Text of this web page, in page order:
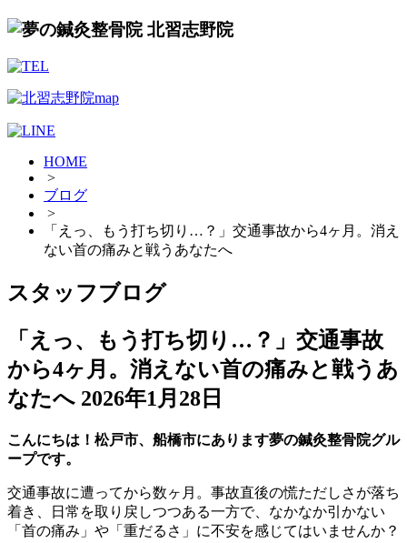
HOME
>
ブログ
>
「えっ、もう打ち切り…？」交通事故から4ヶ月。消え
ない首の痛みと戦うあなたへ
スタッフブログ
「えっ、もう打ち切り…？」交通事故
から4ヶ月。消えない首の痛みと戦うあ
なたへ 2026年1月28日
こんにちは！松戸市、船橋市にあります夢の鍼灸整骨院グル
ープです。
交通事故に遭ってから数ヶ月。事故直後の慌ただしさが落ち
着き、日常を取り戻しつつある一方で、なかなか引かない
「首の痛み」や「重だるさ」に不安を感じてはいませんか？